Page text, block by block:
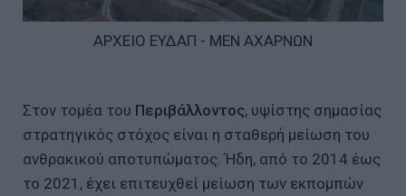
ΑΡΧΕΙΟ ΕΥΔΑΠ - ΜΕΝ ΑΧΑΡΝΩΝ
Στον τομέα του Περιβάλλοντος, υψίστης σημασίας
στρατηγικός στόχος είναι η σταθερή μείωση του
ανθρακικού αποτυπώματος. Ήδη, από το 2014 έως
το 2021, έχει επιτευχθεί μείωση των εκπομπών